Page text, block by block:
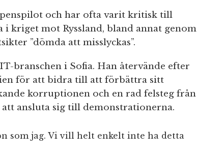
och har ofta varit kritisk till
kriget mot Ryssland, bland annat genom
”dömda att misslyckas”.
branschen i Sofia. Han återvände efter
för att bidra till att förbättra sitt
korruptionen och en rad felsteg från
ansluta sig till demonstrationerna.
som jag. Vi vill helt enkelt inte ha detta